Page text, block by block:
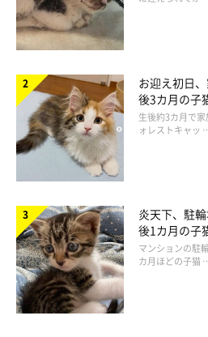
た！このお手て、なんて可愛すぎ
のかわからない視線にも、じわじわき
頑張るここちゃんでしたが、残念な
ャッチできず。そして今度は……
お迎え初日
後3カ月の子
ち着く姿に
生後約3カ月で
ォレストキャッ
炎天下、駐
後1カ月の子
でツンデレ
マンションの駐
カ月ほどの子猫